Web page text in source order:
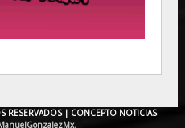
RESERVADOS | CONCEPTO NOTICIAS